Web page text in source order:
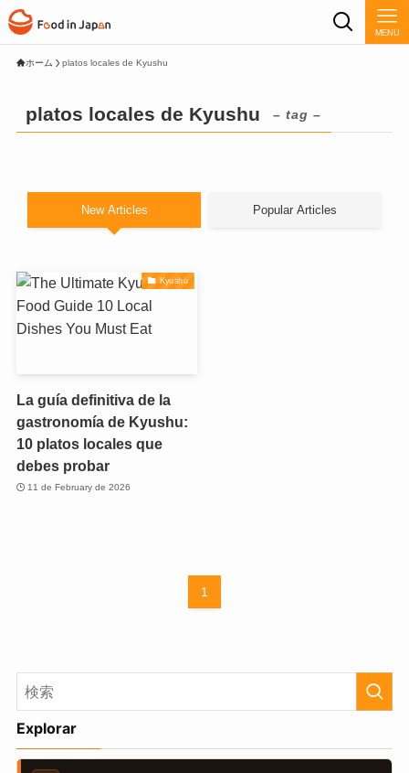
MENU
ホーム platos locales de Kyushu
platos locales de Kyushu – tag –
New Articles Popular Articles
Kyushu
La guía definitiva de la
gastronomía de Kyushu:
10 platos locales que
debes probar
11 de February de 2026
1
Explorar